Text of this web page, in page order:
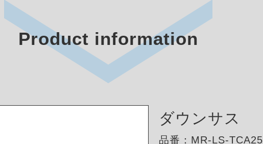
Product information
ダウンサス
品番：MR-LS-TCA25